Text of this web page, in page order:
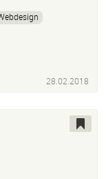
28.02.2018